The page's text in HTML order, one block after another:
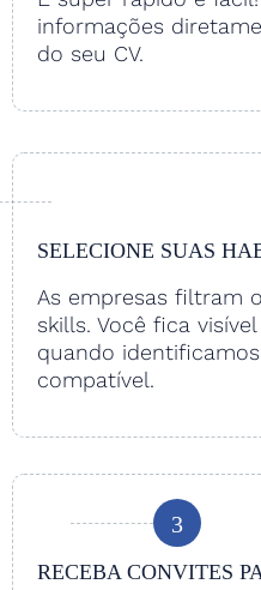
informações
do seu CV.
SELECIONE SUAS
As empresas filtram
skills. Você fica
quando
compatível.
3
RECEBA CONVITES